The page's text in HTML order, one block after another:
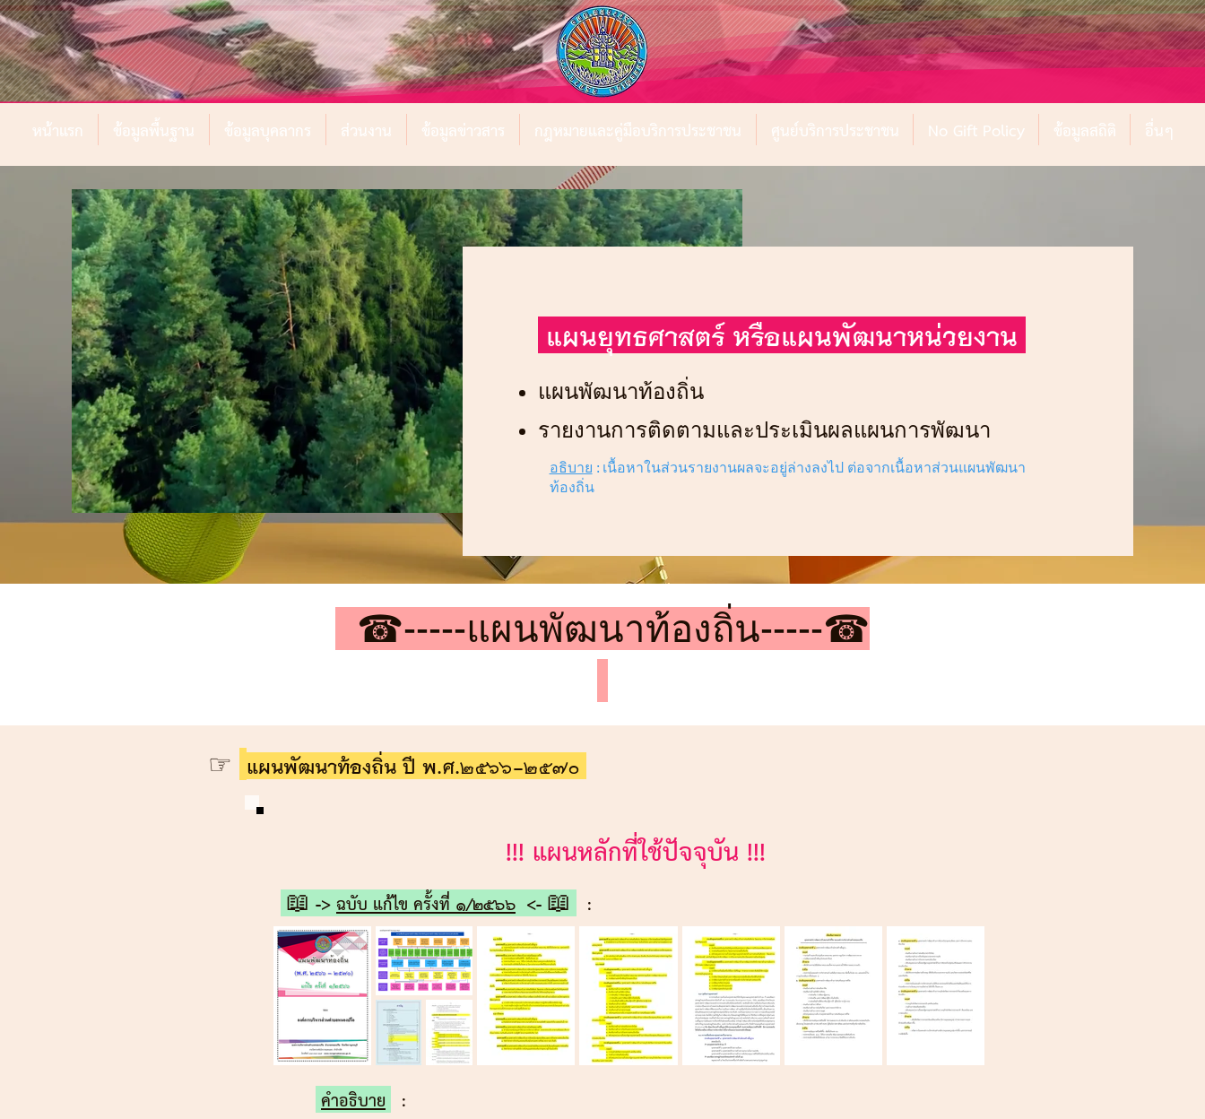
หน้าแรก ข้อมูลพื้นฐาน ข้อมูลบุคลากร ส่วนงาน ข้อมูลข่าวสาร กฎหมายและคู่มือบริการประชาชน ศูนย์บริการประชาชน No Gift Policy ข้อมูลสถิติ อื่นๆ
แผนยุทธศาสตร์ หรือแผนพัฒนาหน่วยงาน
แผนพัฒนาท้องถิ่น
รายงานการติดตามและประเมินผลแผนการพัฒนา
อธิบาย : เนื้อหาในส่วนรายงานผลจะอยู่ล่างลงไป ต่อจากเนื้อหาส่วนแผนพัฒนา
ท้องถิ่น
☎-----แผนพัฒนาท้องถิ่น-----☎
☞ แผนพัฒนาท้องถิ่น ปี พ.ศ.2566-2570
!!! แผนหลักที่ใช้ปัจจุบัน !!!
📖 -> ฉบับ แก้ไข ครั้งที่ ๑/๒๕๖๖ <- 📖 :
คำอธิบาย :